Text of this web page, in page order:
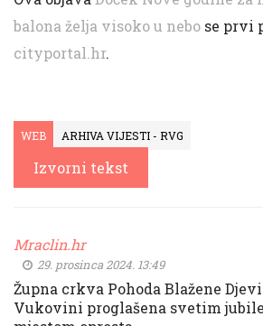
balona želja visoko u nebo se prvi
cityportal.hr.
WEB ARHIVA VIJESTI - RVG
Izvorni tekst
Mraclin.hr
29. prosinca 2024. 13:49
Župna crkva Pohoda Blažene
Vukovini proglašena svetim